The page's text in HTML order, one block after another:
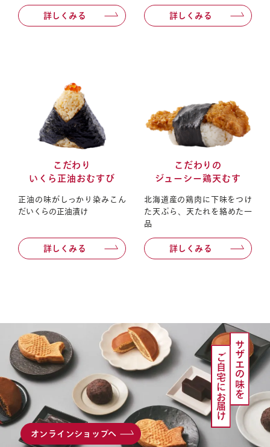
会社概要
詳しくみる 詳しくみる
こだわり
いくら正油おむすび
正油の味がしっかり染みこん
だいくらの正油漬け
詳しくみる
こだわりの
ジューシー鶏天むす
北海道産の鶏肉に下味をつけ
た天ぷら、天たれを絡めた一
品
詳しくみる
サザエの味を
ご自宅にお届け
オンラインショップへ